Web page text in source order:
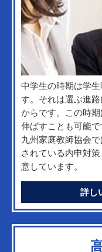
中学生の時期は学
す。それは選ぶ進
からです。この時
伸ばすことも可能で
九州家庭教師協会
されている内申対
意しています。
詳し